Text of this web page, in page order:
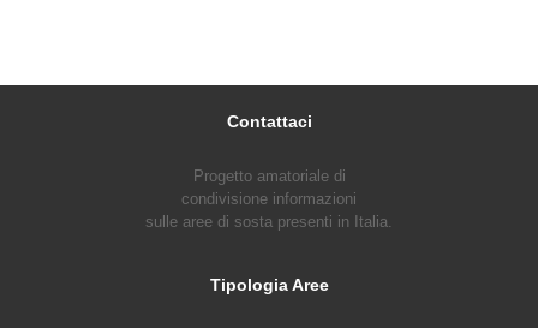
Contattaci
Progetto amatoriale di
condivisione informazioni
sulle aree di sosta presenti in Italia.
Tipologia Aree